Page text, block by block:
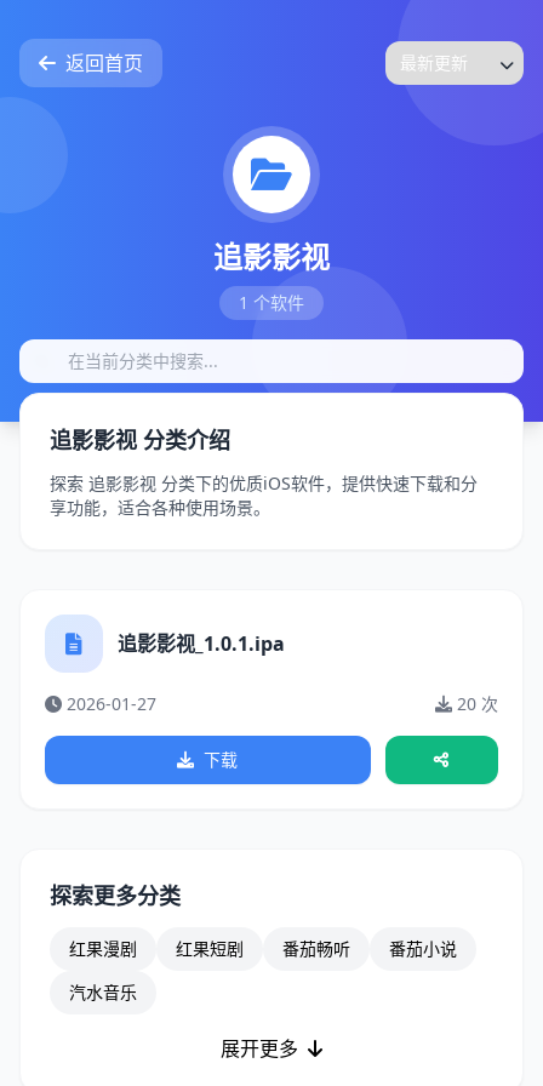
返回首页
追影影视
1 个软件
追影影视 分类介绍
探索 追影影视 分类下的优质iOS软件，提供快速下载和分
享功能，适合各种使用场景。
追影影视_1.0.1.ipa
2026-01-27 20 次
下载
探索更多分类
红果漫剧 红果短剧 番茄畅听
番茄小说
汽水音乐
展开更多